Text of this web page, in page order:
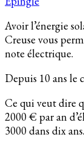
Avoir l’énergie
Creuse vous
note électrique.
Depuis 10 ans le
Ce qui veut dire
2000 € par an
3000 dans dix ans.